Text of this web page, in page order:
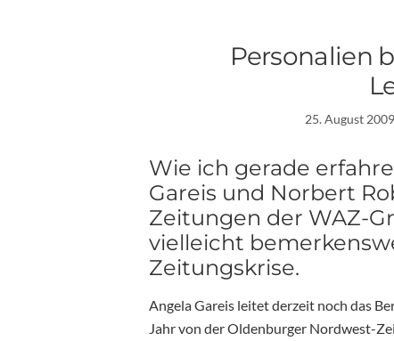
Personalien
25. August 2009
Wie ich gerade
Gareis und Norbert
Zeitungen der WAZ-
vielleicht
Zeitungskrise.
Angela Gareis leitet derzeit noch das
Jahr von der Oldenburger Nordwest-